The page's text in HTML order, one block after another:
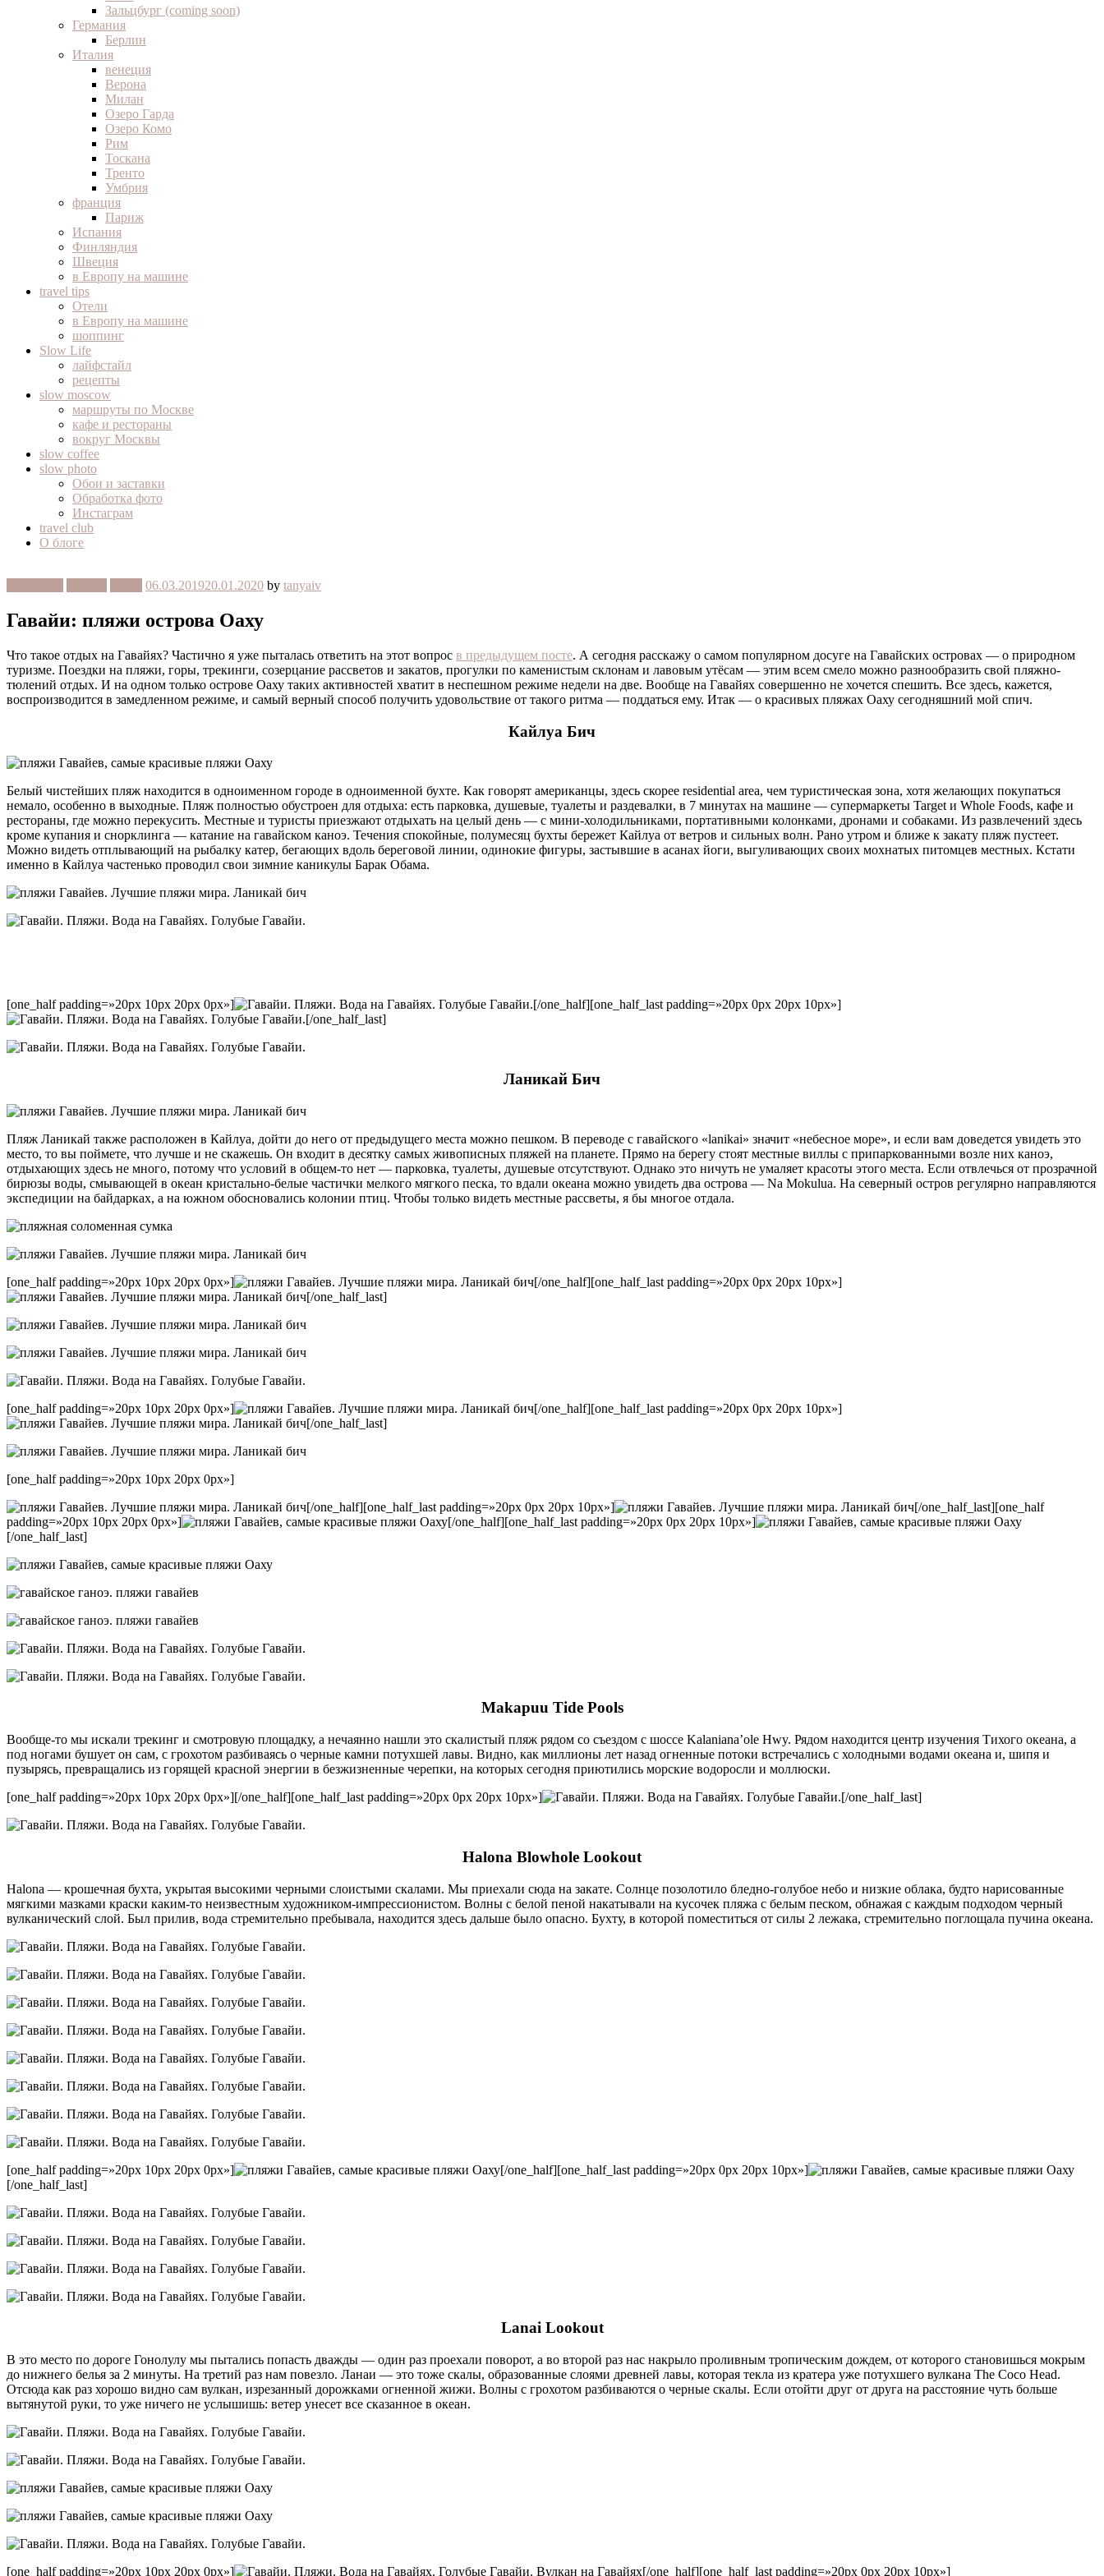
Зальцбург (coming soon)
Германия
Берлин
Италия
венеция
Верона
Милан
Озеро Гарда
Озеро Комо
Рим
Тоскана
Тренто
Умбрия
франция
Париж
Испания
Финляндия
Швеция
в Европу на машине
travel tips
Отели
в Европу на машине
шоппинг
Slow Life
лайфстайл
рецепты
slow moscow
маршруты по Москве
кафе и рестораны
вокруг Москвы
slow coffee
slow photo
Обои и заставки
Обработка фото
Инстаграм
travel club
О блоге
06.03.201920.01.2020 by tanyaiv
Гавайи: пляжи острова Оаху
Что такое отдых на Гавайях? Частично я уже пыталась ответить на этот вопрос в предыдущем посте. А сегодня расскажу о самом популярном досуге на Гавайских островах — о природном
туризме. Поездки на пляжи, горы, трекинги, созерцание рассветов и закатов, прогулки по каменистым склонам и лавовым утёсам — этим всем смело можно разнообразить свой пляжно-
тюлений отдых. И на одном только острове Оаху таких активностей хватит в неспешном режиме недели на две. Вообще на Гавайях совершенно не хочется спешить. Все здесь, кажется,
воспроизводится в замедленном режиме, и самый верный способ получить удовольствие от такого ритма — поддаться ему. Итак — о красивых пляжах Оаху сегодняшний мой спич.
Кайлуа Бич
Белый чистейших пляж находится в одноименном городе в одноименной бухте. Как говорят американцы, здесь скорее residential area, чем туристическая зона, хотя желающих покупаться
немало, особенно в выходные. Пляж полностью обустроен для отдыха: есть парковка, душевые, туалеты и раздевалки, в 7 минутах на машине — супермаркеты Target и Whole Foods, кафе и
рестораны, где можно перекусить. Местные и туристы приезжают отдыхать на целый день — с мини-холодильниками, портативными колонками, дронами и собаками. Из развлечений здесь
кроме купания и снорклинга — катание на гавайском каноэ. Течения спокойные, полумесяц бухты бережет Кайлуа от ветров и сильных волн. Рано утром и ближе к закату пляж пустеет.
Можно видеть отплывающий на рыбалку катер, бегающих вдоль береговой линии, одинокие фигуры, застывшие в асанах йоги, выгуливающих своих мохнатых питомцев местных. Кстати
именно в Кайлуа частенько проводил свои зимние каникулы Барак Обама.
[one_half padding=»20px 10px 20px 0px»]
[/one_half][one_half_last padding=»20px 0px 20px 10px»]
[/one_half_last]
Ланикай Бич
Пляж Ланикай также расположен в Кайлуа, дойти до него от предыдущего места можно пешком. В переводе с гавайского «lanikai» значит «небесное море», и если вам доведется увидеть это
место, то вы поймете, что лучше и не скажешь. Он входит в десятку самых живописных пляжей на планете. Прямо на берегу стоят местные виллы с припаркованными возле них каноэ,
отдыхающих здесь не много, потому что условий в общем-то нет — парковка, туалеты, душевые отсутствуют. Однако это ничуть не умаляет красоты этого места. Если отвлечься от прозрачной
бирюзы воды, смывающей в океан кристально-белые частички мелкого мягкого песка, то вдали океана можно увидеть два острова — Na Mokulua. На северный остров регулярно направляются
экспедиции на байдарках, а на южном обосновались колонии птиц. Чтобы только видеть местные рассветы, я бы многое отдала.
[one_half padding=»20px 10px 20px 0px»]
[/one_half][one_half_last padding=»20px 0px 20px 10px»]
[/one_half_last]
[one_half padding=»20px 10px 20px 0px»]
[/one_half][one_half_last padding=»20px 0px 20px 10px»]
[/one_half_last]
[one_half padding=»20px 10px 20px 0px»]
[/one_half][one_half_last padding=»20px 0px 20px 10px»]
[/one_half_last][one_half
padding=»20px 10px 20px 0px»]
[/one_half][one_half_last padding=»20px 0px 20px 10px»]
[/one_half_last]
Makapuu Tide Pools
Вообще-то мы искали трекинг и смотровую площадку, а нечаянно нашли это скалистый пляж рядом со съездом с шоссе Kalaniana’ole Hwy. Рядом находится центр изучения Тихого океана, а
под ногами бушует он сам, с грохотом разбиваясь о черные камни потухшей лавы. Видно, как миллионы лет назад огненные потоки встречались с холодными водами океана и, шипя и
пузырясь, превращались из горящей красной энергии в безжизненные черепки, на которых сегодня приютились морские водоросли и моллюски.
[one_half padding=»20px 10px 20px 0px»][/one_half][one_half_last padding=»20px 0px 20px 10px»] [/one_half_last]
Halona Blowhole Lookout
Halona — крошечная бухта, укрытая высокими черными слоистыми скалами. Мы приехали сюда на закате. Солнце позолотило бледно-голубое небо и низкие облака, будто нарисованные
мягкими мазками краски каким-то неизвестным художником-импрессионистом. Волны с белой пеной накатывали на кусочек пляжа с белым песком, обнажая с каждым подходом черный
вулканический слой. Был прилив, вода стремительно пребывала, находится здесь дальше было опасно. Бухту, в которой поместиться от силы 2 лежака, стремительно поглощала пучина океана.
[one_half padding=»20px 10px 20px 0px»]
[/one_half][one_half_last padding=»20px 0px 20px 10px»]
[/one_half_last]
Lanai Lookout
В это место по дороге Гонолулу мы пытались попасть дважды — один раз проехали поворот, а во второй раз нас накрыло проливным тропическим дождем, от которого становишься мокрым
до нижнего белья за 2 минуты. На третий раз нам повезло. Ланаи — это тоже скалы, образованные слоями древней лавы, которая текла из кратера уже потухшего вулкана The Coco Head.
Отсюда как раз хорошо видно сам вулкан, изрезанный дорожками огненной жижи. Волны с грохотом разбиваются о черные скалы. Если отойти друг от друга на расстояние чуть больше
вытянутой руки, то уже ничего не услышишь: ветер унесет все сказанное в океан.
[one_half padding=»20px 10px 20px 0px»] [/one_half][one_half_last padding=»20px 0px 20px 10px»]